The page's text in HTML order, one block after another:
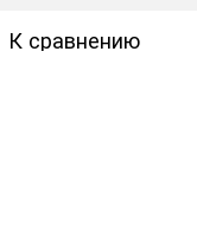
К сравнению